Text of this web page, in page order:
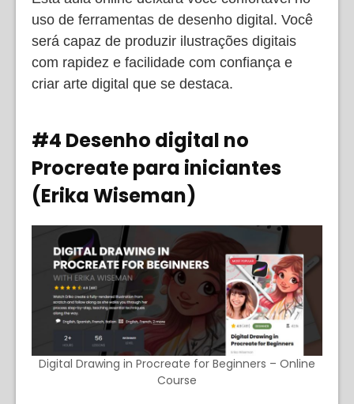
uso de ferramentas de desenho digital. Você
será capaz de produzir ilustrações digitais
com rapidez e facilidade com confiança e
criar arte digital que se destaca.
#4 Desenho digital no
Procreate para iniciantes
(Erika Wiseman)
Digital Drawing in Procreate for Beginners – Online
Course